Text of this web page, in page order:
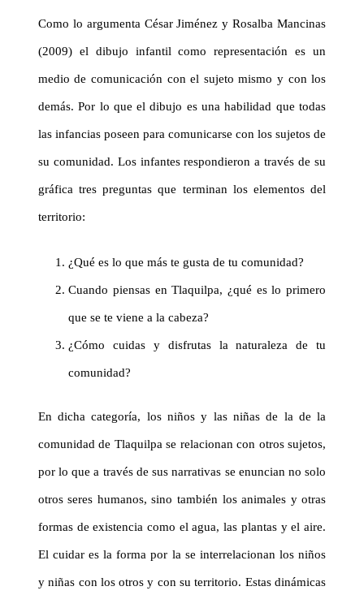
Como lo argumenta César Jiménez y Rosalba Mancinas
(2009) el dibujo infantil como representación es un
medio de comunicación con el sujeto mismo y con los
demás. Por lo que el dibujo es una habilidad que todas
las infancias poseen para comunicarse con los sujetos de
su comunidad. Los infantes respondieron a través de su
gráfica tres preguntas que terminan los elementos del
territorio:
¿Qué es lo que más te gusta de tu comunidad?
Cuando piensas en Tlaquilpa, ¿qué es lo primero
que se te viene a la cabeza?
¿Cómo cuidas y disfrutas la naturaleza de tu
comunidad?
En dicha categoría, los niños y las niñas de la de la
comunidad de Tlaquilpa se relacionan con otros sujetos,
por lo que a través de sus narrativas se enuncian no solo
otros seres humanos, sino también los animales y otras
formas de existencia como el agua, las plantas y el aire.
El cuidar es la forma por la se interrelacionan los niños
y niñas con los otros y con su territorio. Estas dinámicas